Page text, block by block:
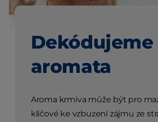
Dekódujeme
aromata
Aroma krmiva může být pro
klíčové ke vzbuzení zájmu ze